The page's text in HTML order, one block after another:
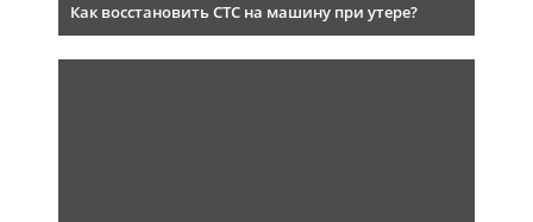
Как восстановить СТС на машину при утере?